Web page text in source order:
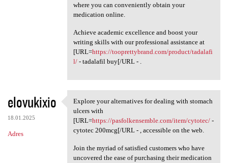
where you can conveniently obtain your
medication online.
Achieve academic excellence and boost your
writing skills with our professional assistance at
[URL=https://tooprettybrand.com/product/tadalafi
l/- tadalafil buy[/URL - .
elovukixio
18.01.2025
Adres
Explore your alternatives for
Explore your alternatives for dealing with stomach
ulcers with
[URL=https://pasfolkensemble.com/item/cytotec/-
cytotec 200mcg[/URL - , accessible on the web.
Join the myriad of satisfied customers who have
uncovered the ease of purchasing their medication